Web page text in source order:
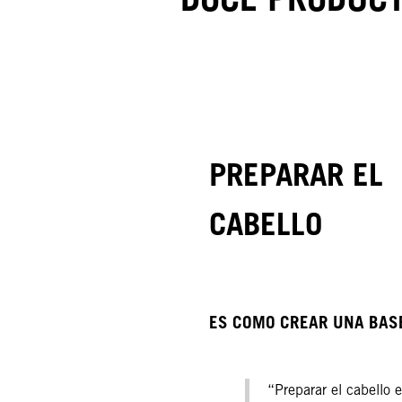
PREPARAR EL
CABELLO
ES COMO CREAR UNA
“Preparar el cabello